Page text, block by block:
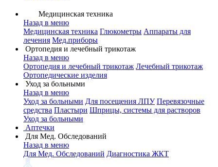
Медицинская техника
Назад в меню
Медицинская техника Глюкометры Аппараты для
лечения Мед.приборы
Ортопедия и лечебный трикотаж
Назад в меню
Ортопедия и лечебный трикотаж Лечебный трикотаж
Ортопедические изделия
Уход за больными
Назад в меню
Уход за больными Для посещения ЛПУ Перевязочные
средства Пластыри Шприцы, системы для растворов
Уход за больными
Аптечки
Для Мед. Обследований
Назад в меню
Для Мед. Обследований Диагностика ЖКТ